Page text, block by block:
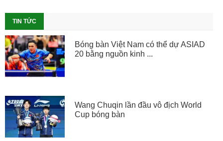
TIN TỨC
Bóng bàn Việt Nam có thể dự ASIAD
20 bằng nguồn kinh ...
Wang Chuqin lần đầu vô địch World
Cup bóng bàn